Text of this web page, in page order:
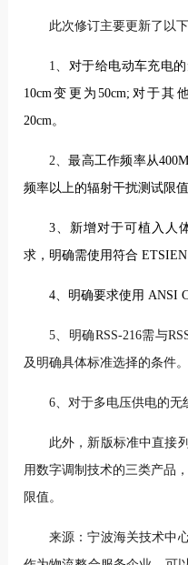
此次修订主要更新了以
1、 对于给电动车充电
10cm变更为50cm;对于其
20cm 。
2、最高工作频率从
频率以上的辐射干扰测试限值
3、新增对于可植入人
求，明确需使用符合 ETSIEN
4、明确要求使用 ANSI
5、明确RSS-216需与
及明确具体标准选择的条件。
6、对于多电压供电的无
此外，新版标准中直接
用数字调制技术的三类产品
限值。
来源：宁波海关技术中心